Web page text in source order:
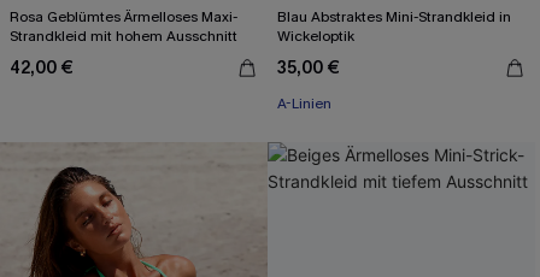
Rosa Geblümtes Ärmelloses Maxi-
Strandkleid mit hohem Ausschnitt
42,00 €
Blau Abstraktes Mini-Strandkleid in
Wickeloptik
35,00 €
A-Linien